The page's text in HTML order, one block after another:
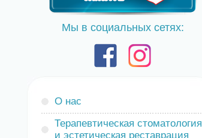
Мы в социальных сетях:
О нас
Терапевтическая стоматология
и эстетическая реставрация